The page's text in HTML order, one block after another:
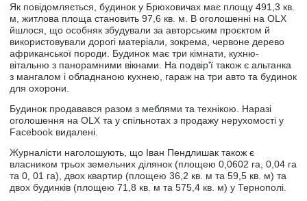
Як повідомляється, будинок у Брюховичах має площу 491,3 кв.
м, житлова площа становить 97,6 кв. м. В оголошенні на OLX
йшлося, що особняк збудували за авторським проєктом й
використовували дорогі матеріали, зокрема, червоне дерево
африканської породи. Будинок має три кімнати, кухню-
вітальню з панорамними вікнами. На подвір'ї також є альтанка
з мангалом і обладнаною кухнею, гараж на три авто та будинок
для охорони.
Будинок продавався разом з меблями та технікою. Наразі
оголошення на OLX та у спільнотах з продажу нерухомості у
Facebook видалені.
Журналісти наголошують, що Іван Пендлишак також є
власником трьох земельних ділянок (площею 0,0602 га, 0,04 га
та 0, 01 га), двох квартир (площею 36,2 кв. м та 59,5 кв. м) та
двох будинків (площею 71,8 кв. м та 575,4 кв. м) у Тернополі.